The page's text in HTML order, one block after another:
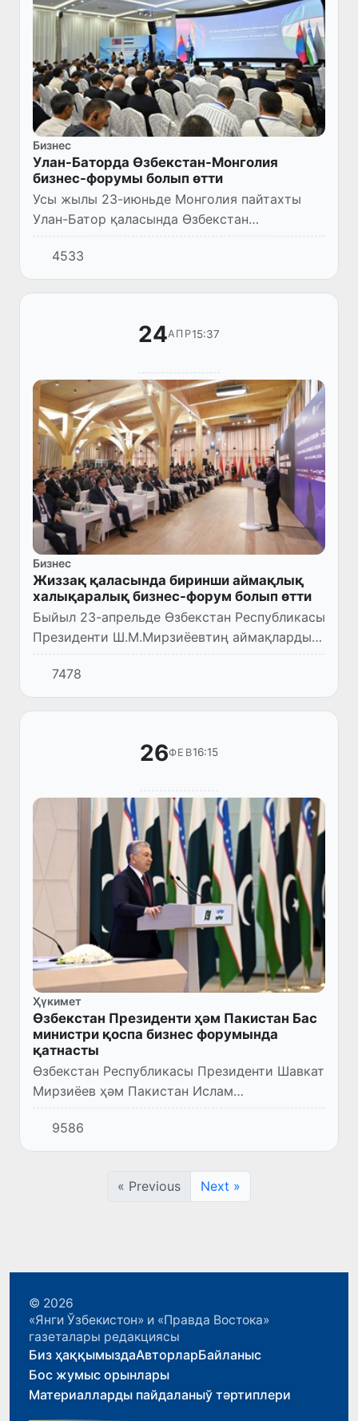
Бизнес
Улан-Баторда Өзбекстан-Монголия
бизнес-форумы болып өтти
Усы жылы 23-июньде Монголия пайтахты
Улан-Батор қаласында Өзбекстан
Республикасы Президенти Шавкат
Мирзиёевтиң мәмлекетлик сапары алдынан
Өзбекстан-Монголия бизнес-форумы болып
өтт...
4533
24АПР15:37
Бизнес
Жиззақ қаласында биринши аймақлық
халықаралық бизнес-форум болып өтти
Быйыл 23-апрельде Өзбекстан Республикасы
Президенти Ш.М.Мирзиёевтиң аймақлардың
инвестициялық имканиятларын кеңнен үгит-
нәсиятлаў басламасы шеңберинде Жиззақ
қаласында аймақлық хал...
7478
26ФЕВ16:15
Ҳүкимет
Өзбекстан Президенти ҳәм Пакистан Бас
министри қоспа бизнес форумында
қатнасты
Өзбекстан Республикасы Президенти Шавкат
Мирзиёев ҳәм Пакистан Ислам
Республикасының Бас министри Шаҳбоз
Шариф Өзбекстан-Пакистан бизнес
форумында қатнасты.
9586
« Previous Next »
© 2026
«Янги Ўзбекистон» и «Правда Востока»
газеталары редакциясы
Биз ҳаққымыздаАвторларБайланыс
Бос жумыс орынлары
Материалларды пайдаланыў тәртиплери